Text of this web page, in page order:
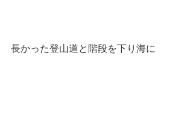
長かった登山道と階段を下り海に